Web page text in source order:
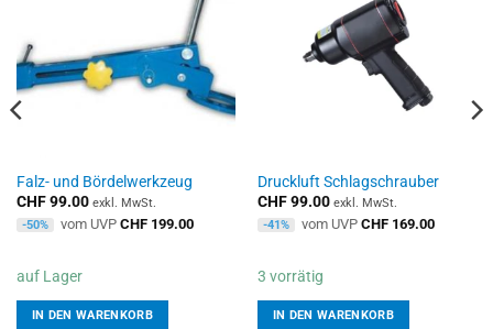
Falz- und Bördelwerkzeug
CHF99.00 exkl. MwSt.
-50%
vom UVP CHF199.00
auf Lager
IN DEN WARENKORB
Druckluft Schlagschrauber
CHF99.00 exkl. MwSt.
-41%
vom UVP CHF169.00
3 vorrätig
IN DEN WARENKORB